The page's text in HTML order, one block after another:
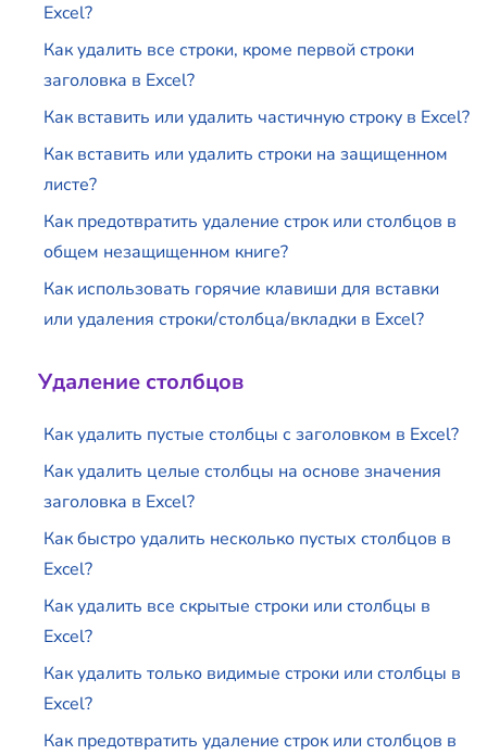
Excel?
Как удалить все строки, кроме первой строки
заголовка в Excel?
Как вставить или удалить частичную строку в Excel?
Как вставить или удалить строки на защищенном
листе?
Как предотвратить удаление строк или столбцов в
общем незащищенном книге?
Как использовать горячие клавиши для вставки
или удаления строки/столбца/вкладки в Excel?
Удаление столбцов
Как удалить пустые столбцы с заголовком в Excel?
Как удалить целые столбцы на основе значения
заголовка в Excel?
Как быстро удалить несколько пустых столбцов в
Excel?
Как удалить все скрытые строки или столбцы в
Excel?
Как удалить только видимые строки или столбцы в
Excel?
Как предотвратить удаление строк или столбцов в